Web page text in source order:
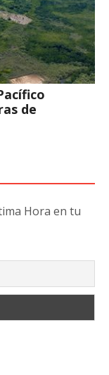
de
Hora en tu